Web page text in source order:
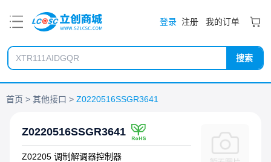
登录 注册 我的订单
搜索
首页 其他接口 Z0220516SSGR3641
Z0220516SSGR3641
Z02205 调制解调器控制器